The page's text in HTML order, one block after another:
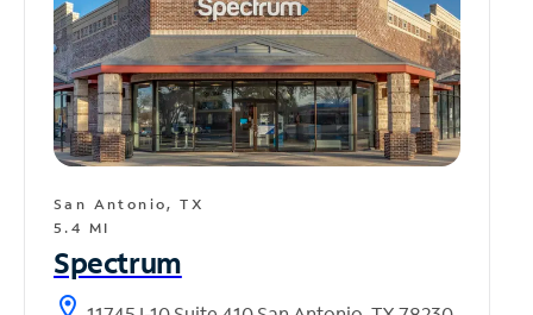
San Antonio, TX
5.4 MI
Spectrum
location_on